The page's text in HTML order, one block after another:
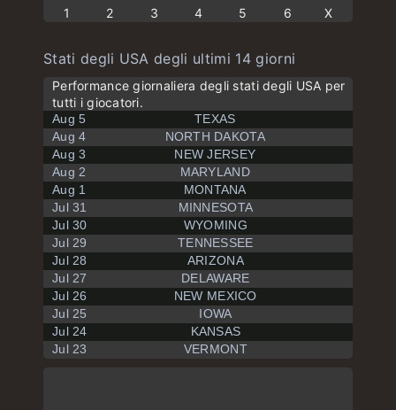
1 2 3 4 5 6 X
Stati degli USA degli ultimi 14 giorni
Performance giornaliera degli stati degli USA per
tutti i giocatori.
Aug 5
TEXAS
Aug 4
NORTH DAKOTA
Aug 3
NEW JERSEY
Aug 2
MARYLAND
Aug 1
MONTANA
Jul 31
MINNESOTA
Jul 30
WYOMING
Jul 29
TENNESSEE
Jul 28
ARIZONA
Jul 27
DELAWARE
Jul 26
NEW MEXICO
Jul 25
IOWA
Jul 24
KANSAS
Jul 23
VERMONT